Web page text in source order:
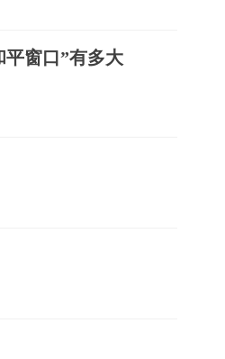
平窗口”有多大